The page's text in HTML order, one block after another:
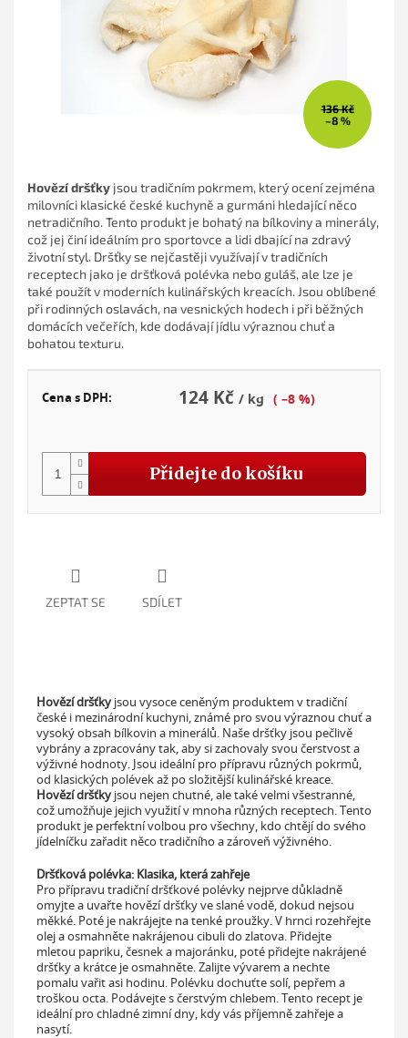
136 Kč
–8 %
124 Kč
Cena s DPH: / kg ( –8 %)
Přidejte do košíku
Hovězí dršťky jsou tradičním pokrmem, který ocení zejména
milovníci klasické české kuchyně a gurmáni hledající něco
netradičního. Tento produkt je bohatý na bílkoviny a minerály,
což jej činí ideálním pro sportovce a lidi dbající na zdravý
životní styl. Dršťky se nejčastěji využívají v tradičních
receptech jako je dršťková polévka nebo guláš, ale lze je
také použít v moderních kulinářských kreacích. Jsou oblíbené
při rodinných oslavách, na vesnických hodech i při běžných
domácích večeřích, kde dodávají jídlu výraznou chuť a
bohatou texturu.
ZEPTAT SE SDÍLET
Hovězí dršťky jsou vysoce ceněným produktem v tradiční
české i mezinárodní kuchyni, známé pro svou výraznou chuť a
vysoký obsah bílkovin a minerálů. Naše dršťky jsou pečlivě
vybrány a zpracovány tak, aby si zachovaly svou čerstvost a
výživné hodnoty. Jsou ideální pro přípravu různých pokrmů,
od klasických polévek až po složitější kulinářské kreace.
Hovězí dršťky jsou nejen chutné, ale také velmi všestranné,
což umožňuje jejich využití v mnoha různých receptech. Tento
produkt je perfektní volbou pro všechny, kdo chtějí do svého
jídelníčku zařadit něco tradičního a zároveň výživného.
Dršťková polévka: Klasika, která zahřeje
Pro přípravu tradiční dršťkové polévky nejprve důkladně
omyjte a uvařte hovězí dršťky ve slané vodě, dokud nejsou
měkké. Poté je nakrájejte na tenké proužky. V hrnci rozehřejte
olej a osmahněte nakrájenou cibuli do zlatova. Přidejte
mletou papriku, česnek a majoránku, poté přidejte nakrájené
dršťky a krátce je osmahněte. Zalijte vývarem a nechte
pomalu vařit asi hodinu. Polévku dochuťte solí, pepřem a
troškou octa. Podávejte s čerstvým chlebem. Tento recept je
ideální pro chladné zimní dny, kdy vás příjemně zahřeje a
nasytí.